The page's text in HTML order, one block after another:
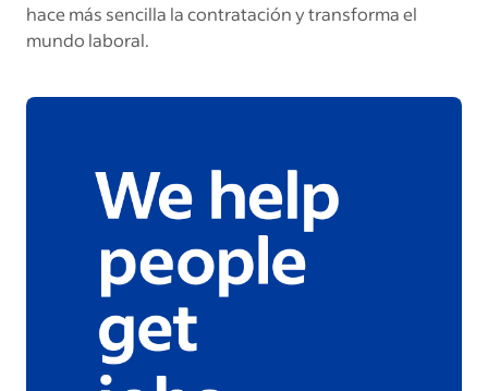
hace más sencilla la contratación y transforma el
mundo laboral.